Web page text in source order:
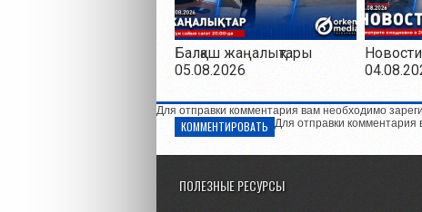
Балқаш жаңалықтары
05.08.2026
Для отправки комментария вам необходимо
КОММЕНТИРОВАТЬ Для отправки комментария
ПОЛЕЗНЫЕ РЕСУРСЫ